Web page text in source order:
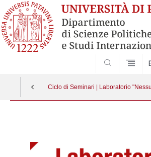
Ciclo di Seminari | Laboratorio